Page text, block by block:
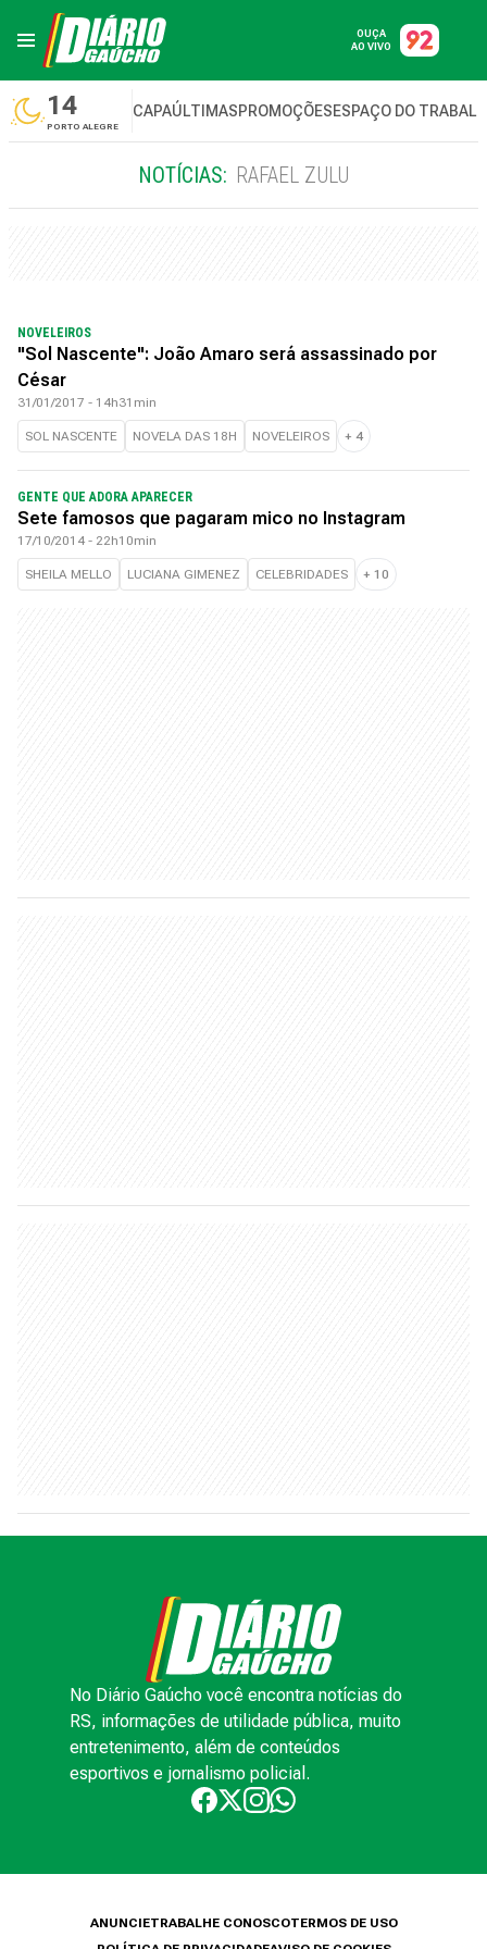
OUÇA
AO VIVO
14
PORTO ALEGRE
CAPAÚLTIMASPROMOÇÕESESPAÇO DO
NOTÍCIAS: RAFAEL ZULU
NOVELEIROS
"Sol Nascente": João Amaro será assassinado por
César
31/01/2017 - 14h31min
SOL NASCENTE NOVELA DAS 18H NOVELEIROS + 4
GENTE QUE ADORA APARECER
Sete famosos que pagaram mico no Instagram
17/10/2014 - 22h10min
SHEILA MELLO LUCIANA GIMENEZ CELEBRIDADES + 10
No Diário Gaúcho você encontra notícias do
RS, informações de utilidade pública, muito
entretenimento, além de conteúdos
esportivos e jornalismo policial.
ANUNCIETRABALHE CONOSCOTERMOS DE USO